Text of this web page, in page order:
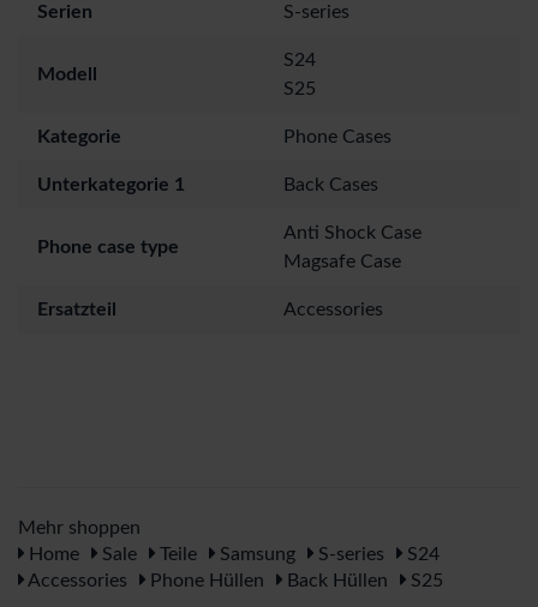
Serien S-series
Modell
S24
S25
Kategorie Phone Cases
Unterkategorie 1 Back Cases
Phone case type
Anti Shock Case
Magsafe Case
Ersatzteil Accessories
Mehr shoppen
Home
Sale Teile Samsung S-series
S24
Accessories
Phone Hüllen Back Hüllen S25